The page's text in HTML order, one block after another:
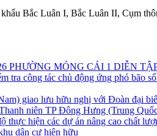
Bắc Luân I, Bắc Luân II, Cụm
PHƯỜNG MÓNG CÁI 1 DIỄN
niên TP Đông Hưng (Trung
dân cư hiện hữu